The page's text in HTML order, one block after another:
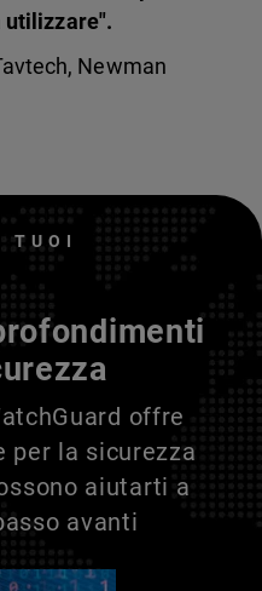
utilizzare".
Newman
TUOI
offre
per la sicurezza
aiutarti a
avanti